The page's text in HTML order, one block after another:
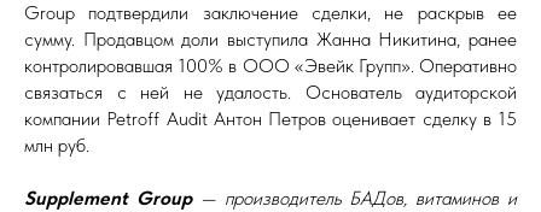
Group подтвердили заключение сделки, не раскрыв ее
сумму. Продавцом доли выступила Жанна Никитина, ранее
контролировавшая 100% в ООО «Эвейк Групп». Оперативно
связаться с ней не удалость. Основатель аудиторской
компании Petroff Audit Антон Петров оценивает сделку в 15
млн руб.
Supplement Group— производитель БАДов, витаминов и